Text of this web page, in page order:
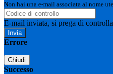
Non hai una e-mail associata al nome
E-mail inviata, si prega di
Errore
Chiudi
Successo